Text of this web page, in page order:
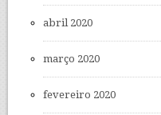
abril 2020
março 2020
fevereiro 2020